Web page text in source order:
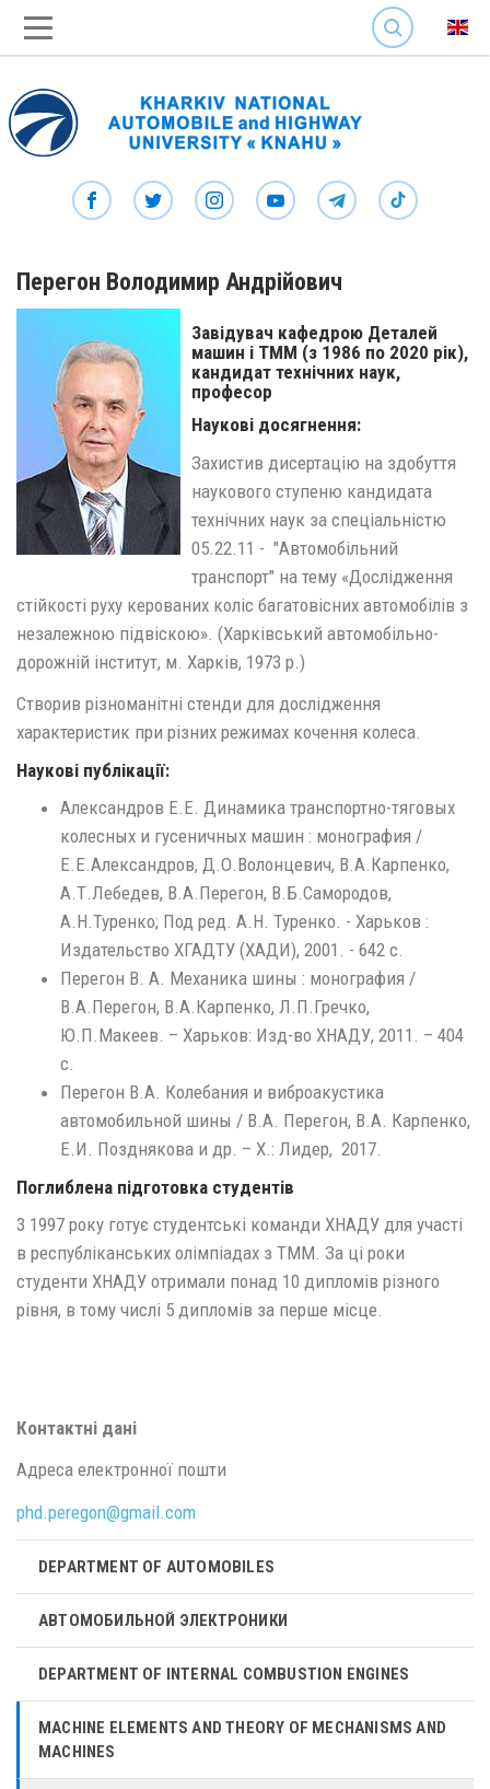
SEARCH
Перегон Володимир Андрійович
Завідувач кафедрою Деталей
машин і ТММ (з 1986 по 2020 рік),
кандидат технічних наук,
професор
Наукові досягнення:
Захистив дисертацію на здобуття
наукового ступеню кандидата
технічних наук за спеціальністю
05.22.11 - "Автомобільний
транспорт" на тему «Дослідження
стійкості руху керованих коліс багатовісних автомобілів з
незалежною підвіскою». (Харківський автомобільно-
дорожній інститут, м. Харків, 1973 р.)
Створив різноманітні стенди для дослідження
характеристик при різних режимах кочення колеса.
Наукові публікації:
Александров Е.Е. Динамика транспортно-тяговых
колесных и гусеничных машин : монография /
Е.Е.Александров, Д.О.Волонцевич, В.А.Карпенко,
А.Т.Лебедев, В.А.Перегон, В.Б.Самородов,
А.Н.Туренко; Под ред. А.Н. Туренко. - Харьков :
Издательство ХГАДТУ (ХАДИ), 2001. - 642 с.
Перегон В. А. Механика шины : монография /
В.А.Перегон, В.А.Карпенко, Л.П.Гречко,
Ю.П.Макеев. – Харьков: Изд-во ХНАДУ, 2011. – 404
с.
Перегон В.А. Колебания и виброакустика
автомобильной шины / В.А. Перегон, В.А. Карпенко,
Е.И. Позднякова и др. – Х.: Лидер, 2017.
Поглиблена підготовка студентів
3 1997 року готує студентські команди ХНАДУ для участі
в республіканських олімпіадах з ТММ. За ці роки
студенти ХНАДУ отримали понад 10 дипломів різного
рівня, в тому числі 5 дипломів за перше місце.
Контактні дані
Адреса електронної пошти
phd.peregon@gmail.com
DEPARTMENT OF AUTOMOBILES
АВТОМОБИЛЬНОЙ ЭЛЕКТРОНИКИ
DEPARTMENT OF INTERNAL COMBUSTION ENGINES
MACHINE ELEMENTS AND THEORY OF MECHANISMS AND
MACHINES